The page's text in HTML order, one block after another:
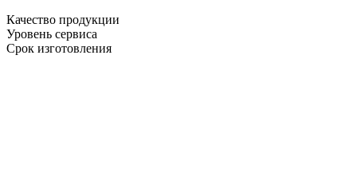
Качество продукции
Уровень сервиса
Срок изготовления